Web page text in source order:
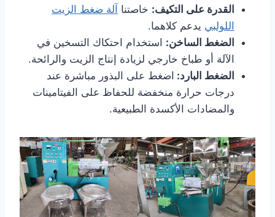
القدرة على التكيف: خاصتنا آلة ضغط الزيت
اللولبي يدعم كلاهما.
الضغط الساخن: استخدام احتكاك التسخين في
الآلة أو طباخ خارجي لزيادة إنتاج الزيت والرائحة.
الضغط البارد: اضغط على البذور مباشرة عند
درجات حرارة منخفضة للحفاظ على الفيتامينات
والمضادات الأكسدة الطبيعية.